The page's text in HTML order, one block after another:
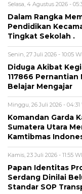
Selasa, 4 Agustus 2026 -
Dalam Rangka
Pendidikan
Tingkat Sekolah .
Senin, 27 Juli 2026 - 10:05
Diduga Akibat
117866
Belajar Mengajar
Minggu, 26 Juli 2026 - 04:31
Komandan Garda
Sumatera Utara
Kamtibmas
Kamis, 23 Juli 2026 - 11:55
Papan Identitas
Serdang Dinilai
Standar SOP